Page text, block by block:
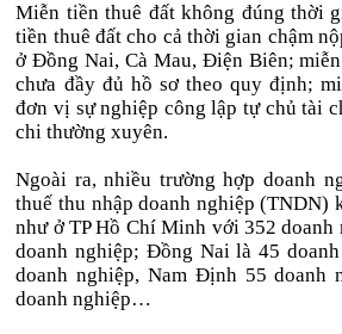
Miễn tiền thuê đất không đúng thời
tiền thuê đất cho cả thời gian chậm
ở Đồng Nai, Cà Mau, Điện Biên;
chưa đầy đủ hồ sơ theo quy định;
đơn vị sự nghiệp công lập tự chủ tài
chi thường xuyên.
Ngoài ra, nhiều trường hợp doanh
thuế thu nhập doanh nghiệp (TNDN)
như ở TP Hồ Chí Minh với 352 doanh
doanh nghiệp; Đồng Nai là 45
doanh nghiệp, Nam Định 55 doanh
doanh nghiệp…